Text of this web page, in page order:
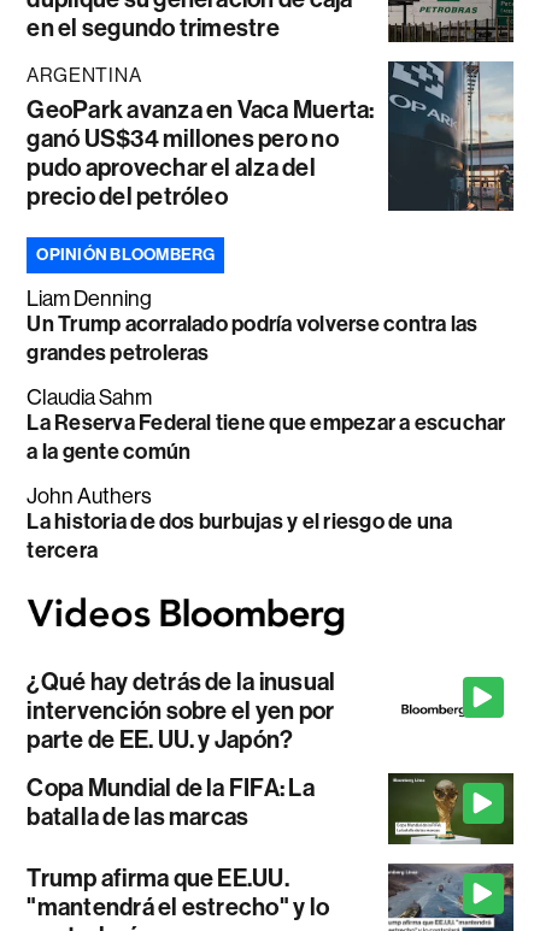
en el segundo trimestre
ARGENTINA
GeoPark avanza en Vaca Muerta:
ganó US$34 millones pero no
pudo aprovechar el alza del
precio del petróleo
OPINIÓN BLOOMBERG
Liam Denning
Un Trump acorralado podría volverse contra las
grandes petroleras
Claudia Sahm
La Reserva Federal tiene que empezar a escuchar
a la gente común
John Authers
La historia de dos burbujas y el riesgo de una
tercera
¿Qué hay detrás de la inusual
intervención sobre el yen por
parte de EE. UU. y Japón?
Copa Mundial de la FIFA: La
batalla de las marcas
Trump afirma que EE.UU.
"mantendrá el estrecho" y lo